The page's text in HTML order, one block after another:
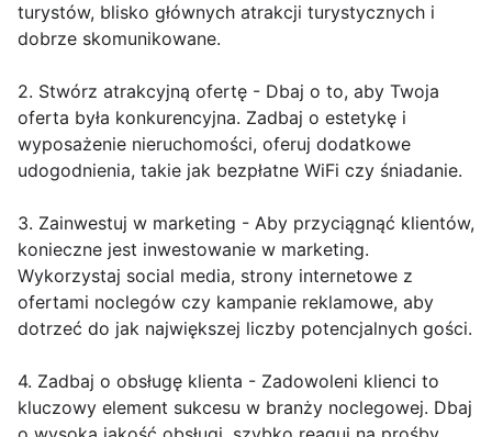
turystów, blisko głównych atrakcji turystycznych i
dobrze skomunikowane.
2. Stwórz atrakcyjną ofertę - Dbaj o to, aby Twoja
oferta była konkurencyjna. Zadbaj o estetykę i
wyposażenie nieruchomości, oferuj dodatkowe
udogodnienia, takie jak bezpłatne WiFi czy śniadanie.
3. Zainwestuj w marketing - Aby przyciągnąć klientów,
konieczne jest inwestowanie w marketing.
Wykorzystaj social media, strony internetowe z
ofertami noclegów czy kampanie reklamowe, aby
dotrzeć do jak największej liczby potencjalnych gości.
4. Zadbaj o obsługę klienta - Zadowoleni klienci to
kluczowy element sukcesu w branży noclegowej. Dbaj